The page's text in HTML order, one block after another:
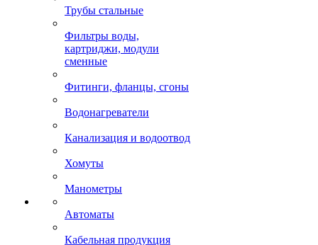
Трубы стальные
Фильтры воды,
картриджи, модули
сменные
Фитинги, фланцы, сгоны
Водонагреватели
Канализация и водоотвод
Хомуты
Манометры
Автоматы
Кабельная продукция